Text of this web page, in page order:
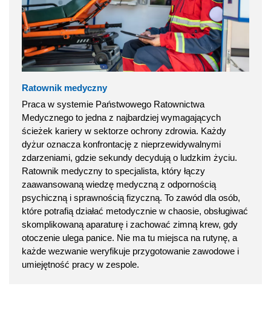
Ratownik medyczny
Praca w systemie Państwowego Ratownictwa
Medycznego to jedna z najbardziej wymagających
ścieżek kariery w sektorze ochrony zdrowia. Każdy
dyżur oznacza konfrontację z nieprzewidywalnymi
zdarzeniami, gdzie sekundy decydują o ludzkim życiu.
Ratownik medyczny to specjalista, który łączy
zaawansowaną wiedzę medyczną z odpornością
psychiczną i sprawnością fizyczną. To zawód dla osób,
które potrafią działać metodycznie w chaosie, obsługiwać
skomplikowaną aparaturę i zachować zimną krew, gdy
otoczenie ulega panice. Nie ma tu miejsca na rutynę, a
każde wezwanie weryfikuje przygotowanie zawodowe i
umiejętność pracy w zespole.